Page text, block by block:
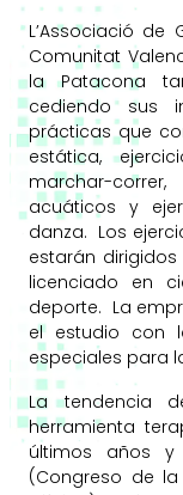
L’Associació de
Comunitat
la Patacona
cediendo sus
prácticas que
estática,
marchar-
acuáticos y
danza. Los
estarán
licenciado en
deporte. La
el estudio con
especiales para
La tendencia
herramienta
últimos años
(Congreso de